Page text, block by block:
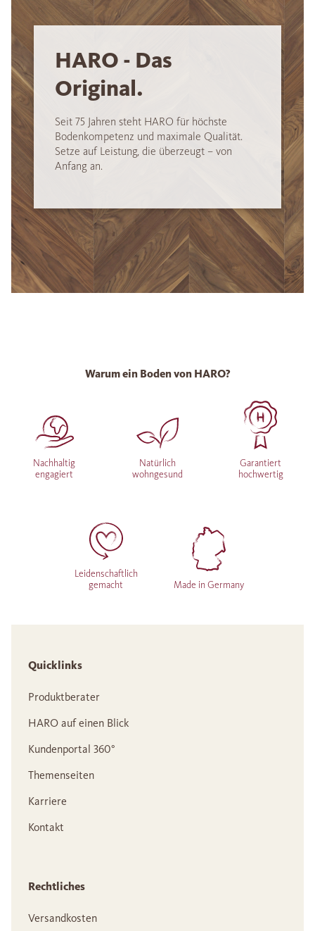
HARO - Das
Original.
Seit 75 Jahren steht HARO für höchste
Bodenkompetenz und maximale Qualität.
Setze auf Leistung, die überzeugt – von
Anfang an.
Warum ein Boden von HARO?
Nachhaltig
engagiert
Natürlich
wohngesund
Garantiert
hochwertig
Leidenschaftlich
gemacht
Made in Germany
Quicklinks
Produktberater
HARO auf einen Blick
Kundenportal 360°
Themenseiten
Karriere
Kontakt
Rechtliches
Versandkosten